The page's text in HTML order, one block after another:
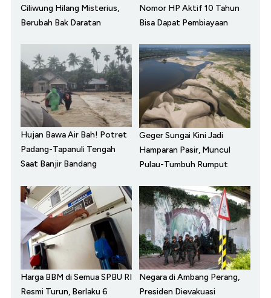
Ciliwung Hilang Misterius,
Berubah Bak Daratan
Nomor HP Aktif 10 Tahun
Bisa Dapat Pembiayaan
Hujan Bawa Air Bah! Potret
Padang-Tapanuli Tengah
Saat Banjir Bandang
Geger Sungai Kini Jadi
Hamparan Pasir, Muncul
Pulau-Tumbuh Rumput
Harga BBM di Semua SPBU RI
Resmi Turun, Berlaku 6
Negara di Ambang Perang,
Presiden Dievakuasi